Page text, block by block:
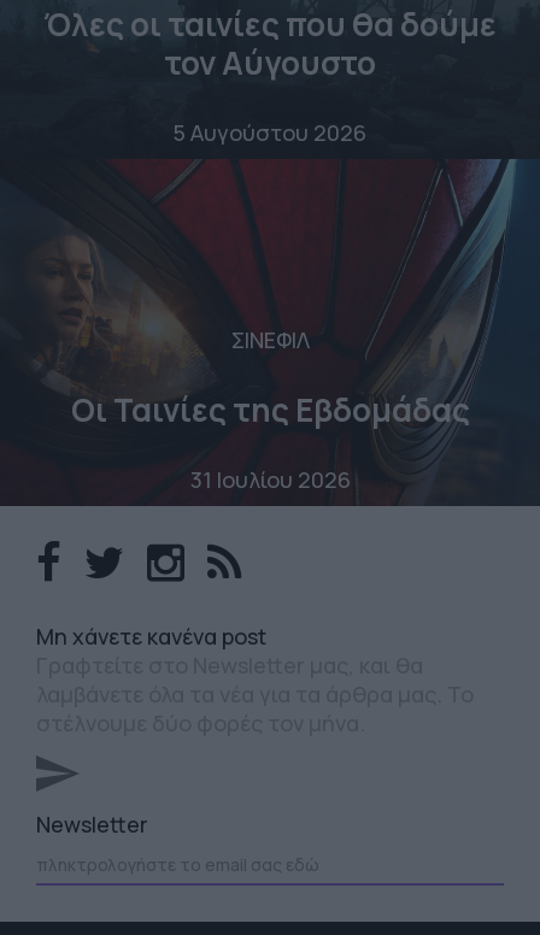
Όλες οι ταινίες που θα δούμε
τον Αύγουστο
5 Αυγούστου 2026
ΣΙΝΕΦΙΛ
Οι Ταινίες της Εβδομάδας
31 Ιουλίου 2026
Mη χάνετε κανένα post
Newsletter